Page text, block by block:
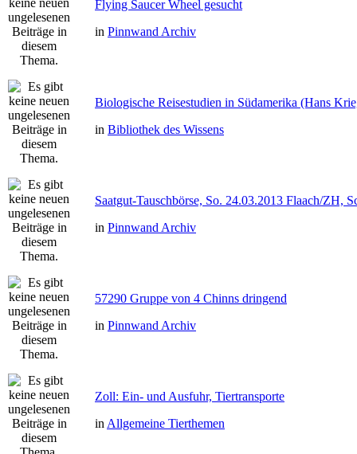
Flying Saucer Wheel gesucht
in Pinnwand Archiv
Biologische Reisestudien in Südamerika (Hans
in Bibliothek des Wissens
Saatgut-Tauschbörse, So. 24.03.2013 Flaach/ZH,
in Pinnwand Archiv
57290 Gruppe von 4 Chinns dringend
in Pinnwand Archiv
Zoll: Ein- und Ausfuhr, Tiertransporte
in Allgemeine Tierthemen